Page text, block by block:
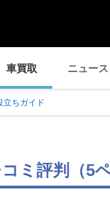
車買取 ニュース
立ちガイド
ミ評判（5